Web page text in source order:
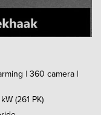
| 360 camera |
(261 PK)